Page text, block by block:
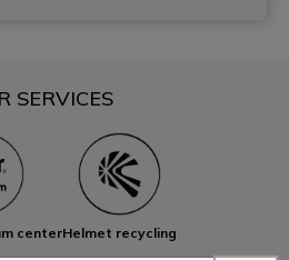
SERVICES
centerHelmet recycling